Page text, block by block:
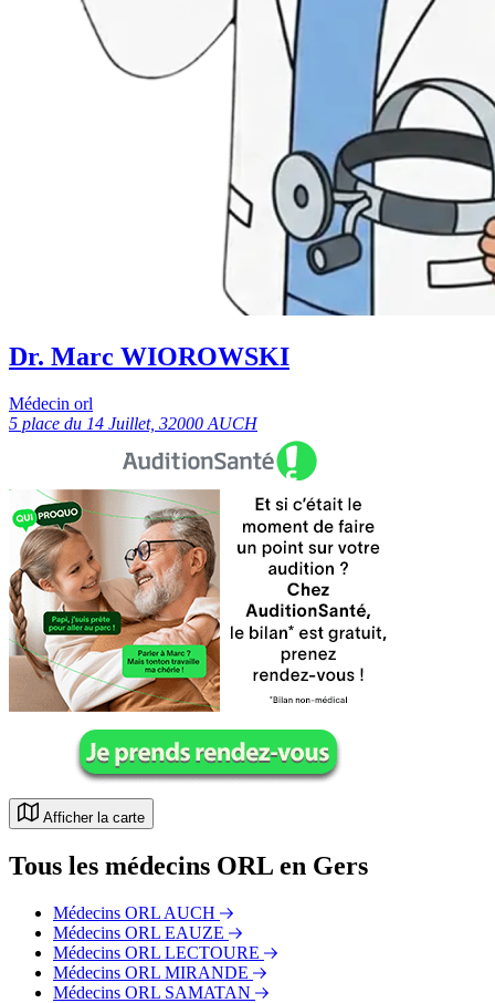
Dr. Marc WIOROWSKI
Médecin orl
5 place du 14 Juillet, 32000 AUCH
Afficher la carte
Tous les médecins ORL en Gers
Médecins ORL AUCH
Médecins ORL EAUZE
Médecins ORL LECTOURE
Médecins ORL MIRANDE
Médecins ORL SAMATAN